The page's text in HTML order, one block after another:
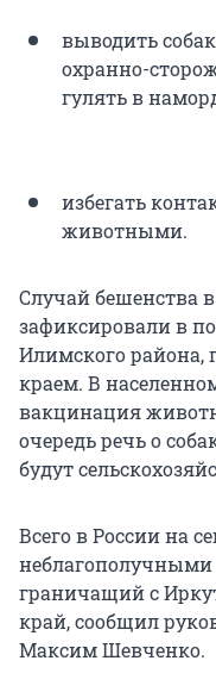
выводить
охранно-
гулять в
избегать
животными.
Случай бешенства
зафиксировали в
Илимского района,
краем. В
вакцинация
очередь речь о
будут
Всего в России на
неблагополучными
граничащий с
край, сообщил
Максим Шевченко.